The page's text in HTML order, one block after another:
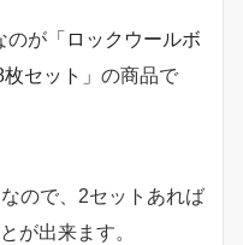
のが 「ロックウールボ
セット」 の商品で
なので、2セットあれば
が出来ます。